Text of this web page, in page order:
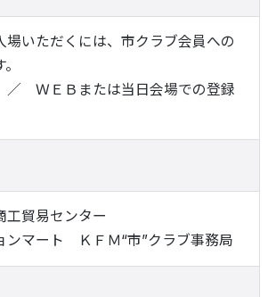
場いただくには、市クラブ会員への
／ ＷＥＢまたは当日会場での登録
工貿易センター
ンマート ＫＦＭ“市”クラブ事務局